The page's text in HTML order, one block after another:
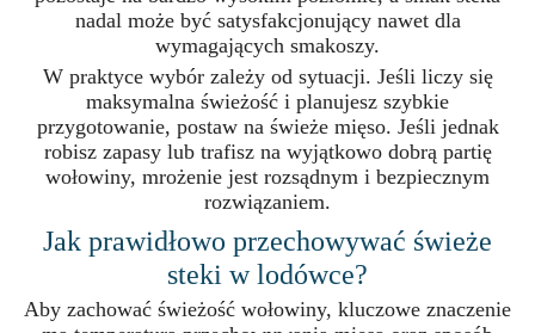
nadal może być satysfakcjonujący nawet dla
wymagających smakoszy.
W praktyce wybór zależy od sytuacji. Jeśli liczy się
maksymalna świeżość i planujesz szybkie
przygotowanie, postaw na świeże mięso. Jeśli jednak
robisz zapasy lub trafisz na wyjątkowo dobrą partię
wołowiny, mrożenie jest rozsądnym i bezpiecznym
rozwiązaniem.
Jak prawidłowo przechowywać świeże
steki w lodówce?
Aby zachować świeżość wołowiny, kluczowe znaczenie